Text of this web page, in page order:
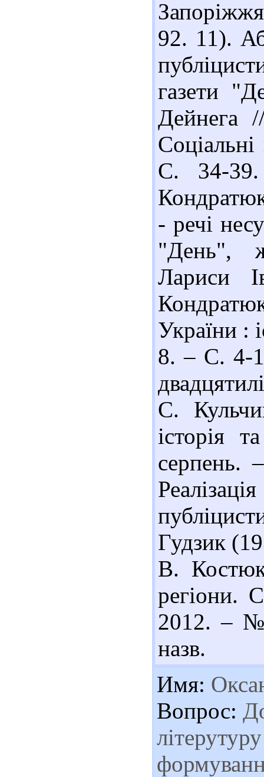
92. 11).
газети
Дейнега
С. 34-
- речі
"День",
Лариси
України :
8. – С. 4-
С.
історія
Гудзик
В.
регіони.
2012. – №
назв.
Имя:
Вопрос: